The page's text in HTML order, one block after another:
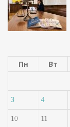
Пн
Вт
3 4
10 11